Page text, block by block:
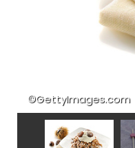
©GettyImages.com